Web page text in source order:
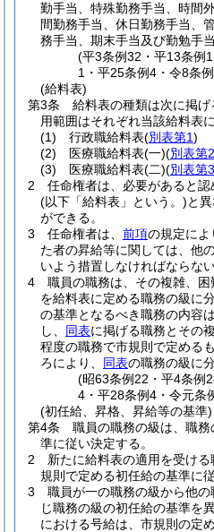
勤手当、特殊勤務手当、時間
間勤務手当、休日勤務手当、
務手当、期末手当及び勤勉手
(平3条例32・平13条例
1・平25条例4・令8条
(給料表)
第3条
給料表の種類は次に掲
用範囲はそれぞれ当該給料表
(1)
行政職給料表(別表第1)
(2)
医療職給料表(一)(別表第2
(3)
医療職給料表(二)(別表第3
2
任命権者は、必要があると認
(以下「給料表」という。)と
ができる。
3
任命権者は、 前項の規定によ
た者の昇給等に関しては、他
いよう措置しなければならない
4
職員の職務は、その複雑、
を給料表に定める職務の級に
の基準となるべき職務の内容は
し、 同表に掲げる職務とその
程度の職務で市規則で定める
ろにより、 同表の職務の級に
(昭63条例22・平4条例
4・平28条例4・令元条
(初任給、昇格、昇給等の基準)
第4条
職員の職務の級は、職
準に従い決定する。
2
新たに給料表の適用を受け
規則で定める初任給の基準に
3
職員が一の職務の級から他
じ職務の級の初任給の基準を
における号給は、市規則の定